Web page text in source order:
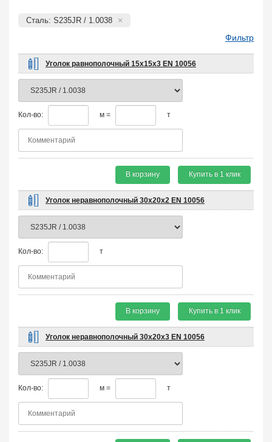
Сталь: S235JR / 1.0038
Фильтр
Уголок равнополочный 15х15х3 EN 10056
Кол-во: м = т
В корзину Купить в 1 клик
Уголок неравнополочный 30х20х2 EN 10056
Кол-во: т
В корзину Купить в 1 клик
Уголок неравнополочный 30х20х3 EN 10056
Кол-во: м = т